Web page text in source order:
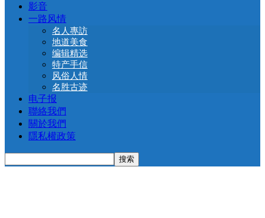
影音
一路风情
名人專訪
地道美食
编辑精选
特产手信
风俗人情
名胜古迹
电子报
聯絡我們
關於我們
隱私權政策